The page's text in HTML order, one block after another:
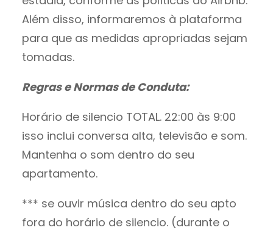
Além disso, informaremos à plataforma
para que as medidas apropriadas sejam
tomadas.
Regras e Normas de Conduta:
Horário de silencio TOTAL. 22:00 às 9:00
isso inclui conversa alta, televisão e som.
Mantenha o som dentro do seu
apartamento.
*** se ouvir música dentro do seu apto
fora do horário de silencio. (durante o